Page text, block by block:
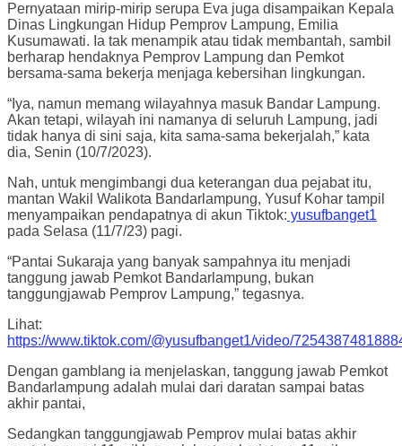
Pernyataan mirip-mirip serupa Eva juga disampaikan Kepala
Dinas Lingkungan Hidup Pemprov Lampung, Emilia
Kusumawati. Ia tak menampik atau tidak membantah, sambil
berharap hendaknya Pemprov Lampung dan Pemkot
bersama-sama bekerja menjaga kebersihan lingkungan.
“Iya, namun memang wilayahnya masuk Bandar Lampung.
Akan tetapi, wilayah ini namanya di seluruh Lampung, jadi
tidak hanya di sini saja, kita sama-sama bekerjalah,” kata
dia, Senin (10/7/2023).
Nah, untuk mengimbangi dua keterangan dua pejabat itu,
mantan Wakil Walikota Bandarlampung, Yusuf Kohar tampil
menyampaikan pendapatnya di akun Tiktok: yusufbanget1
pada Selasa (11/7/23) pagi.
“Pantai Sukaraja yang banyak sampahnya itu menjadi
tanggung jawab Pemkot Bandarlampung, bukan
tanggungjawab Pemprov Lampung,” tegasnya.
Lihat:
https://www.tiktok.com/@yusufbanget1/video/
Dengan gamblang ia menjelaskan, tanggung jawab Pemkot
Bandarlampung adalah mulai dari daratan sampai batas
akhir pantai,
Sedangkan tanggungjawab Pemprov mulai batas akhir